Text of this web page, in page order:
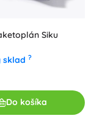
Siku
sklad ?
Do košíka